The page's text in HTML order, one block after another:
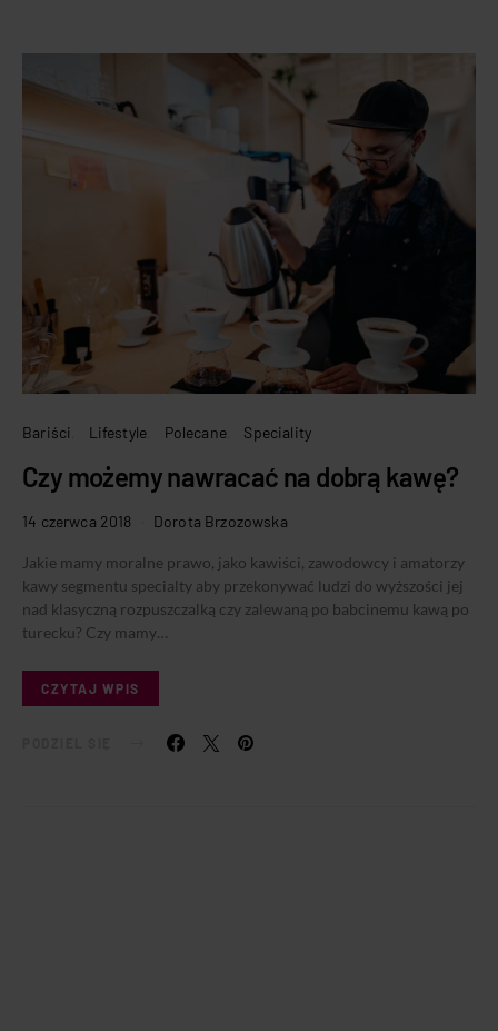
Bariści Lifestyle Polecane Speciality
Czy możemy nawracać na dobrą kawę?
14 czerwca 2018 Dorota Brzozowska
Jakie mamy moralne prawo, jako kawiści, zawodowcy i amatorzy
kawy segmentu specialty aby przekonywać ludzi do wyższości jej
nad klasyczną rozpuszczalką czy zalewaną po babcinemu kawą po
turecku? Czy mamy…
CZYTAJ WPIS